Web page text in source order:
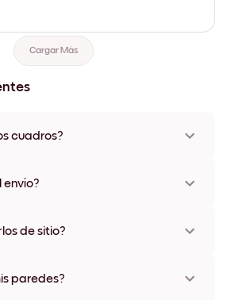
Cargar Más
cuadros?
de marco, incluidas opciones sin
países. Te enviaremos un número de
de sitio?
paredes?